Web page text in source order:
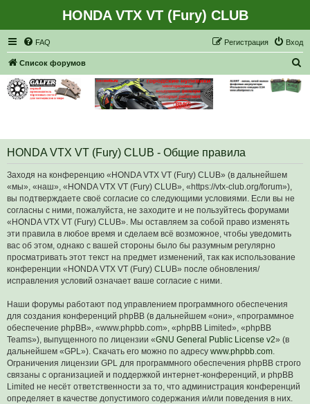
HONDA VTX VT (Fury) CLUB
FAQ Вход
Регистрация
Список форумов
HONDA VTX VT (Fury) CLUB - Общие правила
Заходя на конференцию «HONDA VTX VT (Fury) CLUB» (в дальнейшем
«мы», «наш», «HONDA VTX VT (Fury) CLUB», «https://vtx-club.org/forum»),
вы подтверждаете своё согласие со следующими условиями. Если вы не
согласны с ними, пожалуйста, не заходите и не пользуйтесь форумами
«HONDA VTX VT (Fury) CLUB». Мы оставляем за собой право изменять
эти правила в любое время и сделаем всё возможное, чтобы уведомить
вас об этом, однако с вашей стороны было бы разумным регулярно
просматривать этот текст на предмет изменений, так как использование
конференции «HONDA VTX VT (Fury) CLUB» после обновления/
исправления условий означает ваше согласие с ними.
Наши форумы работают под управлением программного обеспечения
для создания конференций phpBB (в дальнейшем «они», «программное
обеспечение phpBB», «www.phpbb.com», «phpBB Limited», «phpBB
Teams»), выпущенного по лицензии «GNU General Public License v2» (в
дальнейшем «GPL»). Скачать его можно по адресу www.phpbb.com
Ограничения лицензии GPL для программного обеспечения phpBB строго
связаны с организацией и поддержкой интернет-конференций, и phpBB
Limited не несёт ответственности за то, что администрация конференций
определяет в качестве допустимого содержания и/или поведения в них.